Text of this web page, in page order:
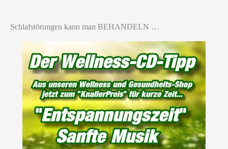
Schlafstörungen kann man BEHANDELN …